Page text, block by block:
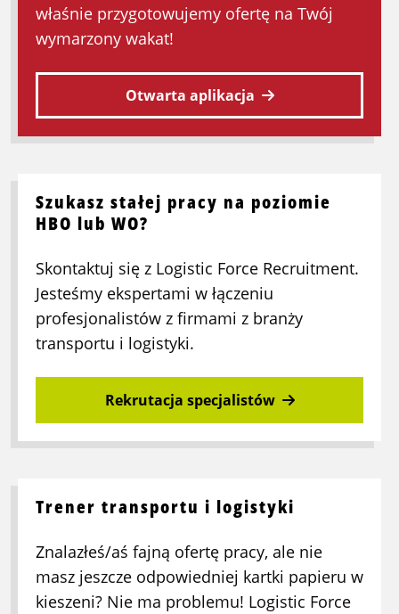
przemyśle
mięsnym
właśnie przygotowujemy ofertę na Twój
wymarzony wakat!
Otwarta aplikacja
Szukasz stałej pracy na poziomie
HBO lub WO?
Skontaktuj się z Logistic Force Recruitment.
Jesteśmy ekspertami w łączeniu
profesjonalistów z firmami z branży
transportu i logistyki.
Rekrutacja specjalistów
Trener transportu i logistyki
Znalazłeś/aś fajną ofertę pracy, ale nie
masz jeszcze odpowiedniej kartki papieru w
kieszeni? Nie ma problemu! Logistic Force